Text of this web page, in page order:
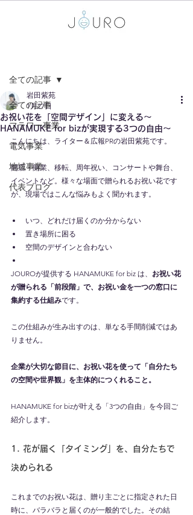
全ての記事
フラワー事業
電気事業
地域事業
代表ブログ
全ての記事
お祝い花を「空間デザイン」に変える～
HANAMUKE for bizが実現する3つの自由～
岩田紫苑
1月27日
こんにちは、ライター＆広報PRの岩田紫苑です。
開店・開業、移転、周年祝い、コンサートや舞台、
イベントなど。様々な場面で贈られるお祝い花です
が、現場ではこんな悩みもよく聞かれます。
いつ、どれだけ届くのか分からない
置き場所に困る
空間のデザインと合わない
JOUROが提供する HANAMUKE for biz は、 お祝い花
が贈られる「前段階」で、お祝い金を一つの窓口に
集約する仕組みです。
この仕組みが生み出すのは、単なる手間削減ではあ
りません。
企業が大切な節目に、お祝い花を使って「自分たち
の空間や世界観」を主体的につくれること。
HANAMUKE for bizが叶える「3つの自由」を今回ご
紹介します。
1. 花が届く「タイミング」を、自分たちで
決められる
これまでのお祝い花は、贈り主ごとに指定された日
時に、バラバラと届くのが一般的でした。その結